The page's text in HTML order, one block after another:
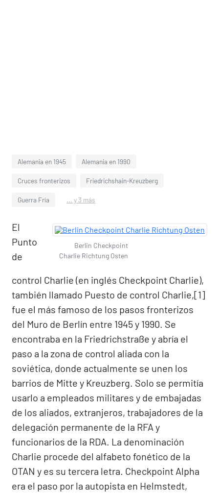
Alemania en 1945 Alemania en 1990
Cruces fronterizos Friedrichshain-Kreuzberg
Guerra Fría ... y 3 más
Berlin Checkpoint
Charlie Richtung Osten
El
Punto
de
control Charlie (en inglés Checkpoint Charlie),
también llamado Puesto de control Charlie,[1]​
fue el más famoso de los pasos fronterizos
del Muro de Berlín entre 1945 y 1990. Se
encontraba en la Friedrichstraße y abría el
paso a la zona de control aliada con la
soviética, donde actualmente se unen los
barrios de Mitte y Kreuzberg. Solo se permitía
usarlo a empleados militares y de embajadas
de los aliados, extranjeros, trabajadores de la
delegación permanente de la RFA y
funcionarios de la RDA. La denominación
Charlie procede del alfabeto fonético de la
OTAN y es su tercera letra. Checkpoint Alpha
era el paso por la autopista en Helmstedt,